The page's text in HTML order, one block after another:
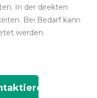
In der direkten
Bei Bedarf kann
werden.